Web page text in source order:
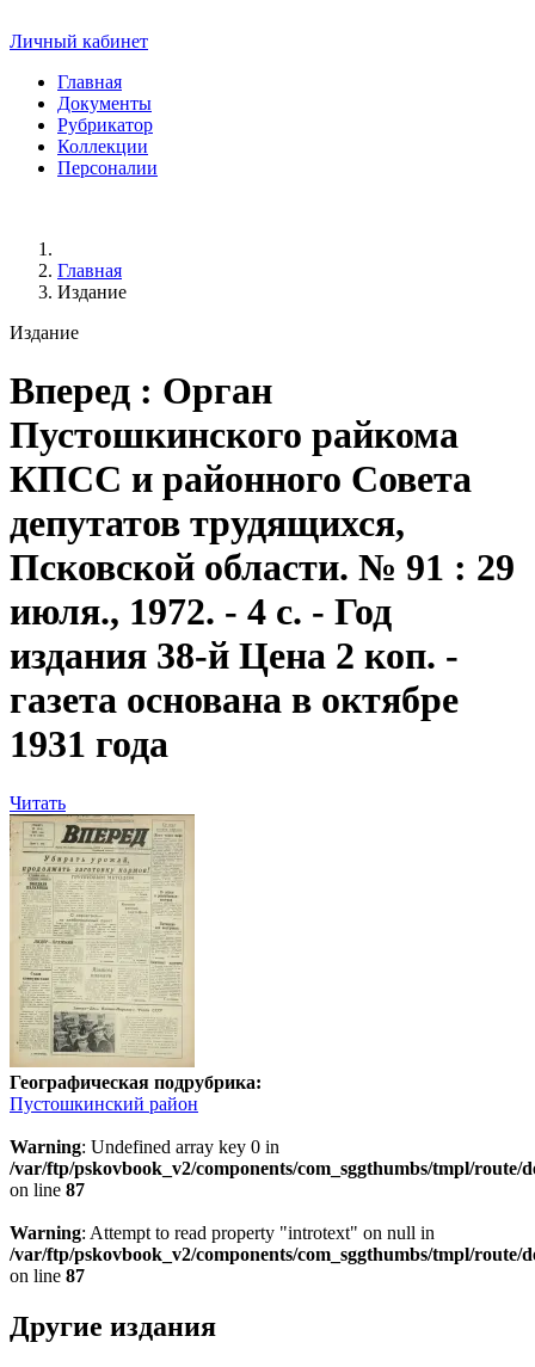
Личный кабинет
Главная
Документы
Рубрикатор
Коллекции
Персоналии
Главная
Издание
Издание
Вперед : Орган
Пустошкинского райкома
КПСС и районного Совета
депутатов трудящихся,
Псковской области. № 91 : 29
июля., 1972. - 4 с. - Год
издания 38-й Цена 2 коп. -
газета основана в октябре
1931 года
Читать
Географическая подрубрика:
Пустошкинский район
Warning: Undefined array key 0 in
/var/ftp/pskovbook_v2/components/com_sggthumbs/tmpl/route/
on line 87
Warning: Attempt to read property "introtext" on null in
/var/ftp/pskovbook_v2/components/com_sggthumbs/tmpl/route/
on line 87
Другие издания